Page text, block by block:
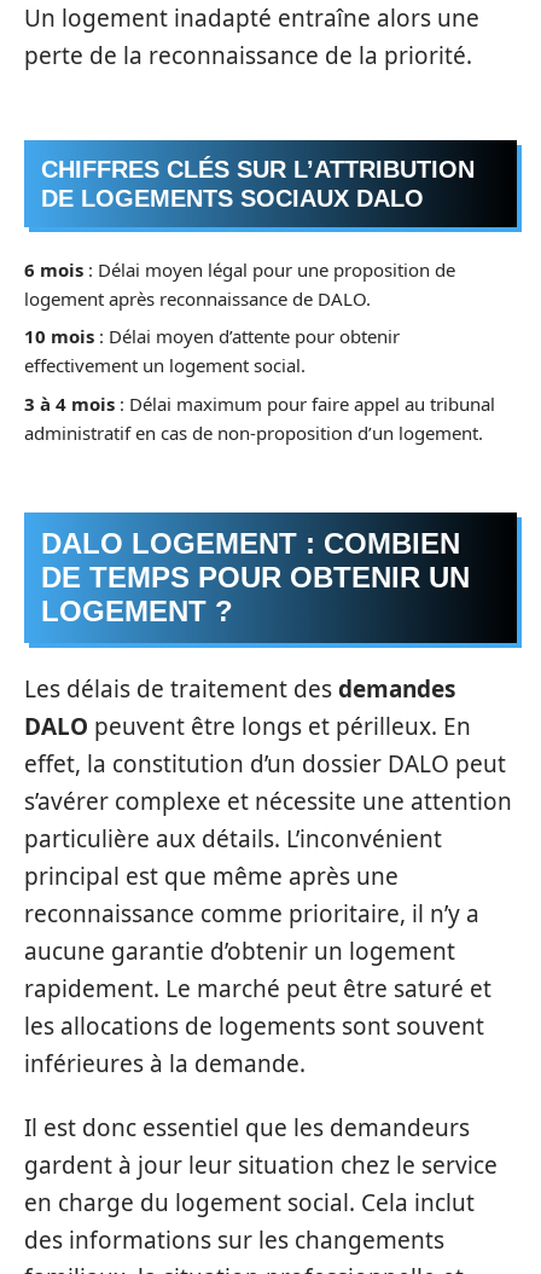
Un logement inadapté entraîne alors une
perte de la reconnaissance de la priorité.
CHIFFRES CLÉS SUR L’ATTRIBUTION
DE LOGEMENTS SOCIAUX DALO
6 mois : Délai moyen légal pour une proposition de
logement après reconnaissance de DALO.
10 mois : Délai moyen d’attente pour obtenir
effectivement un logement social.
3 à 4 mois : Délai maximum pour faire appel au tribunal
administratif en cas de non-proposition d’un logement.
DALO LOGEMENT : COMBIEN
DE TEMPS POUR OBTENIR UN
LOGEMENT ?
Les délais de traitement desdemandes
DALO peuvent être longs et périlleux. En
effet, la constitution d’un dossier DALO peut
s’avérer complexe et nécessite une attention
particulière aux détails. L’inconvénient
principal est que même après une
reconnaissance comme prioritaire, il n’y a
aucune garantie d’obtenir un logement
rapidement. Le marché peut être saturé et
les allocations de logements sont souvent
inférieures à la demande.
Il est donc essentiel que les demandeurs
gardent à jour leur situation chez le service
en charge du logement social. Cela inclut
des informations sur les changements